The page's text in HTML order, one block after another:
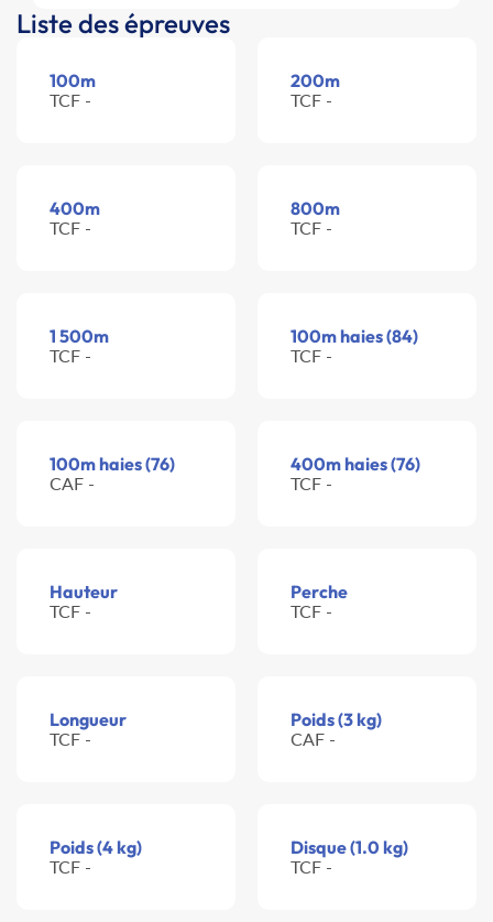
Liste des épreuves
100m
TCF -
200m
TCF -
400m
TCF -
800m
TCF -
1 500m
TCF -
100m haies (84)
TCF -
100m haies (76)
CAF -
400m haies (76)
TCF -
Hauteur
TCF -
Perche
TCF -
Longueur
TCF -
Poids (3 kg)
CAF -
Poids (4 kg)
TCF -
Disque (1.0 kg)
TCF -